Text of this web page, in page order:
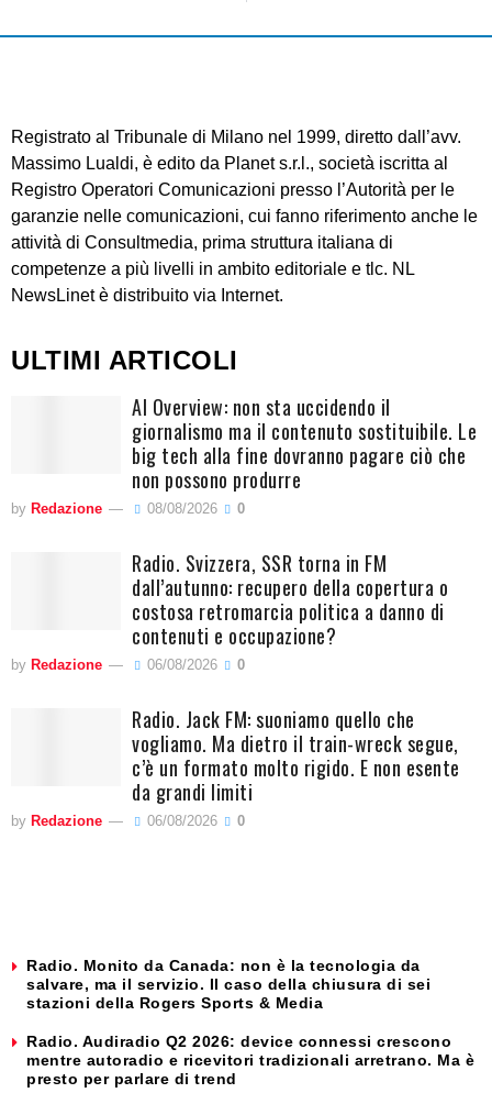
Registrato al Tribunale di Milano nel 1999, diretto dall’avv.
Massimo Lualdi, è edito da Planet s.r.l., società iscritta al
Registro Operatori Comunicazioni presso l’Autorità per le
garanzie nelle comunicazioni, cui fanno riferimento anche le
attività di Consultmedia, prima struttura italiana di
competenze a più livelli in ambito editoriale e tlc. NL
NewsLinet è distribuito via Internet.
ULTIMI ARTICOLI
AI Overview: non sta uccidendo il
giornalismo ma il contenuto sostituibile. Le
big tech alla fine dovranno pagare ciò che
non possono produrre
by Redazione 08/08/2026 0
Radio. Svizzera, SSR torna in FM
dall’autunno: recupero della copertura o
costosa retromarcia politica a danno di
contenuti e occupazione?
by Redazione 06/08/2026 0
Radio. Jack FM: suoniamo quello che
vogliamo. Ma dietro il train-wreck segue,
c’è un formato molto rigido. E non esente
da grandi limiti
by Redazione 06/08/2026 0
Radio. Monito da Canada: non è la tecnologia da
salvare, ma il servizio. Il caso della chiusura di sei
stazioni della Rogers Sports & Media
Radio. Audiradio Q2 2026: device connessi crescono
mentre autoradio e ricevitori tradizionali arretrano. Ma è
presto per parlare di trend